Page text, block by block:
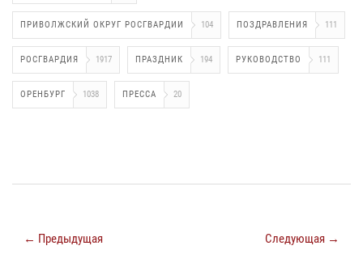
ПРИВОЛЖСКИЙ ОКРУГ РОСГВАРДИИ 104 ПОЗДРАВЛЕНИЯ 111
РОСГВАРДИЯ 1917 ПРАЗДНИК 194 РУКОВОДСТВО 111
ОРЕНБУРГ 1038 ПРЕССА 20
← Предыдущая Следующая →